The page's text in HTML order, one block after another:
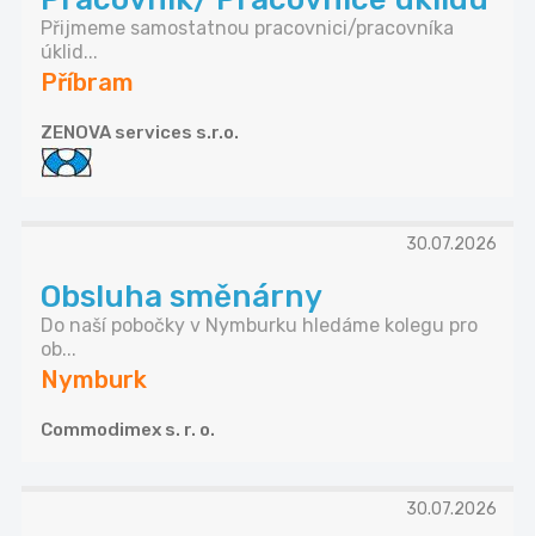
Přijmeme samostatnou pracovnici/pracovníka
úklid...
Příbram
ZENOVA services s.r.o.
30.07.2026
Obsluha směnárny
Do naší pobočky v Nymburku hledáme kolegu pro
ob...
Nymburk
Commodimex s. r. o.
30.07.2026